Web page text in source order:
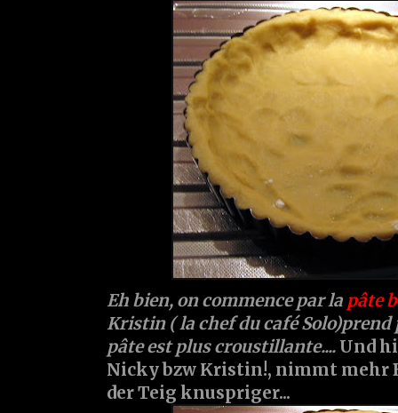
Eh bien, on commence par la pâte
Kristin ( la chef du café Solo)prend
pâte est plus croustillante.... Und
Nicky bzw Kristin!, nimmt mehr
der Teig knuspriger...